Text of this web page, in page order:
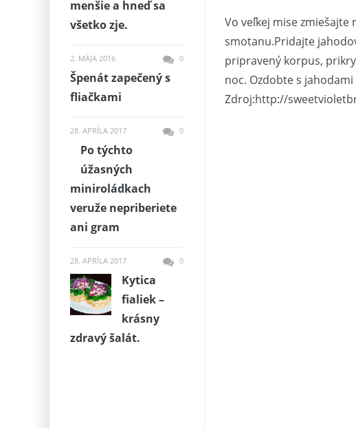
Vo veľkej mise
smotanu.Pridajte
pripravený korpus,
noc. Ozdobte s
Zdroj:http://
menšie a hneď sa
všetko zje.
2. MÁJA 2016 0
Špenát zapečený s
fliačkami
28. APRÍLA 2017 0
Po týchto
úžasných
miniroládkach
veruže nepriberiete
ani gram
28. APRÍLA 2017 0
Kytica
fialiek –
krásny
zdravý šalát.